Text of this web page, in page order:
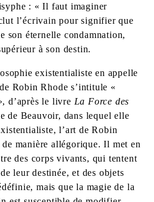
: « Il faut imaginer
l’écrivain pour signifier que
son éternelle condamnation,
à son destin.
existentialiste en appelle
Robin Rhode s’intitule «
d’après le livre La Force des
de Beauvoir, dans lequel elle
l’art de Robin
de manière allégorique. Il met en
des corps vivants, qui tentent
leur destinée, et des objets
mais que la magie de la